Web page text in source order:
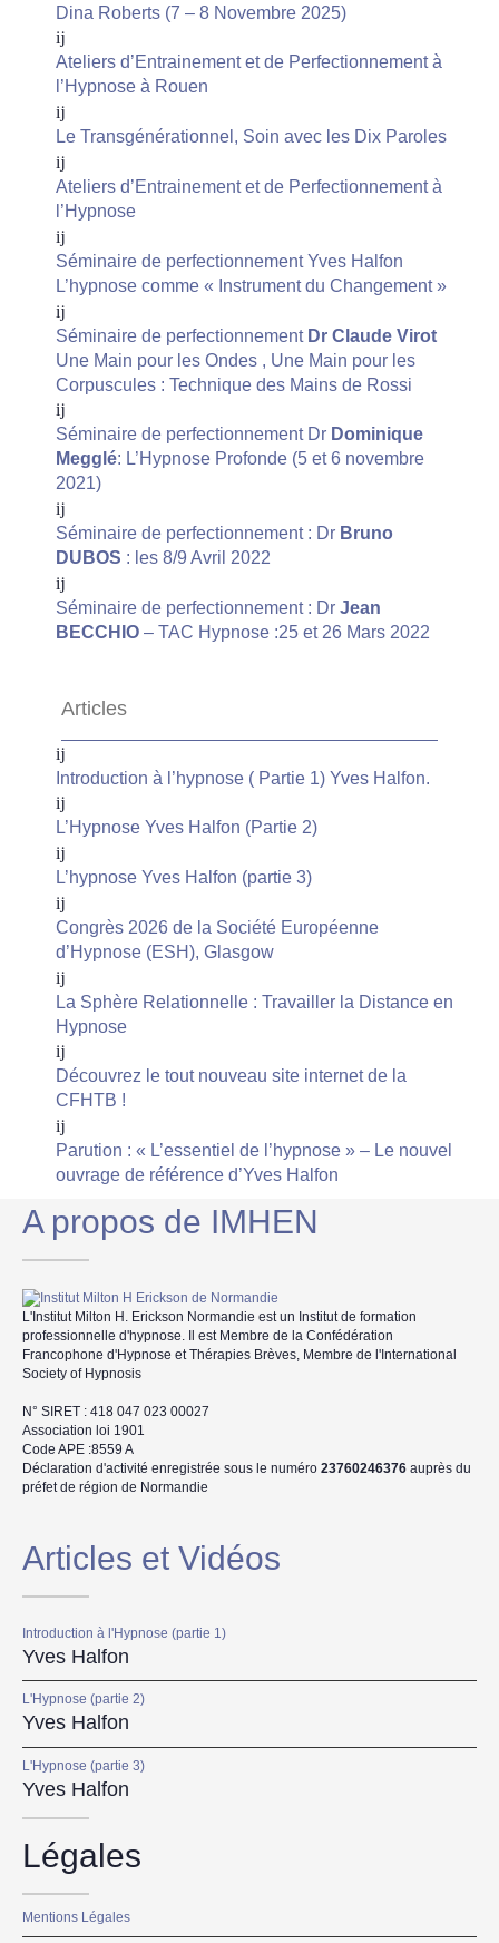
Dina Roberts (7 – 8 Novembre 2025)
Ateliers d’Entrainement et de Perfectionnement à
l’Hypnose à Rouen
Le Transgénérationnel, Soin avec les Dix Paroles
Ateliers d’Entrainement et de Perfectionnement à
l’Hypnose
Séminaire de perfectionnement Yves Halfon
L’hypnose comme « Instrument du Changement »
Séminaire de perfectionnement Dr Claude Virot
Une Main pour les Ondes , Une Main pour les
Corpuscules : Technique des Mains de Rossi
Séminaire de perfectionnement Dr Dominique
Megglé: L’Hypnose Profonde (5 et 6 novembre
2021)
Séminaire de perfectionnement : Dr Bruno
DUBOS : les 8/9 Avril 2022
Séminaire de perfectionnement : Dr Jean
BECCHIO – TAC Hypnose :25 et 26 Mars 2022
Articles
Introduction à l’hypnose ( Partie 1) Yves Halfon.
L’Hypnose Yves Halfon (Partie 2)
L’hypnose Yves Halfon (partie 3)
Congrès 2026 de la Société Européenne
d’Hypnose (ESH), Glasgow
La Sphère Relationnelle : Travailler la Distance en
Hypnose
Découvrez le tout nouveau site internet de la
CFHTB !
Parution : « L’essentiel de l’hypnose » – Le nouvel
ouvrage de référence d’Yves Halfon
A propos de IMHEN
L'Institut Milton H. Erickson Normandie est un Institut de formation
professionnelle d'hypnose. Il est Membre de la Confédération
Francophone d'Hypnose et Thérapies Brèves, Membre de l'International
Society of Hypnosis
N° SIRET : 418 047 023 00027
Association loi 1901
Code APE :8559 A
Déclaration d'activité enregistrée sous le numéro 23760246376 auprès du
préfet de région de Normandie
Articles et Vidéos
Introduction à l'Hypnose (partie 1)
Yves Halfon
L'Hypnose (partie 2)
Yves Halfon
L'Hypnose (partie 3)
Yves Halfon
Légales
Mentions Légales